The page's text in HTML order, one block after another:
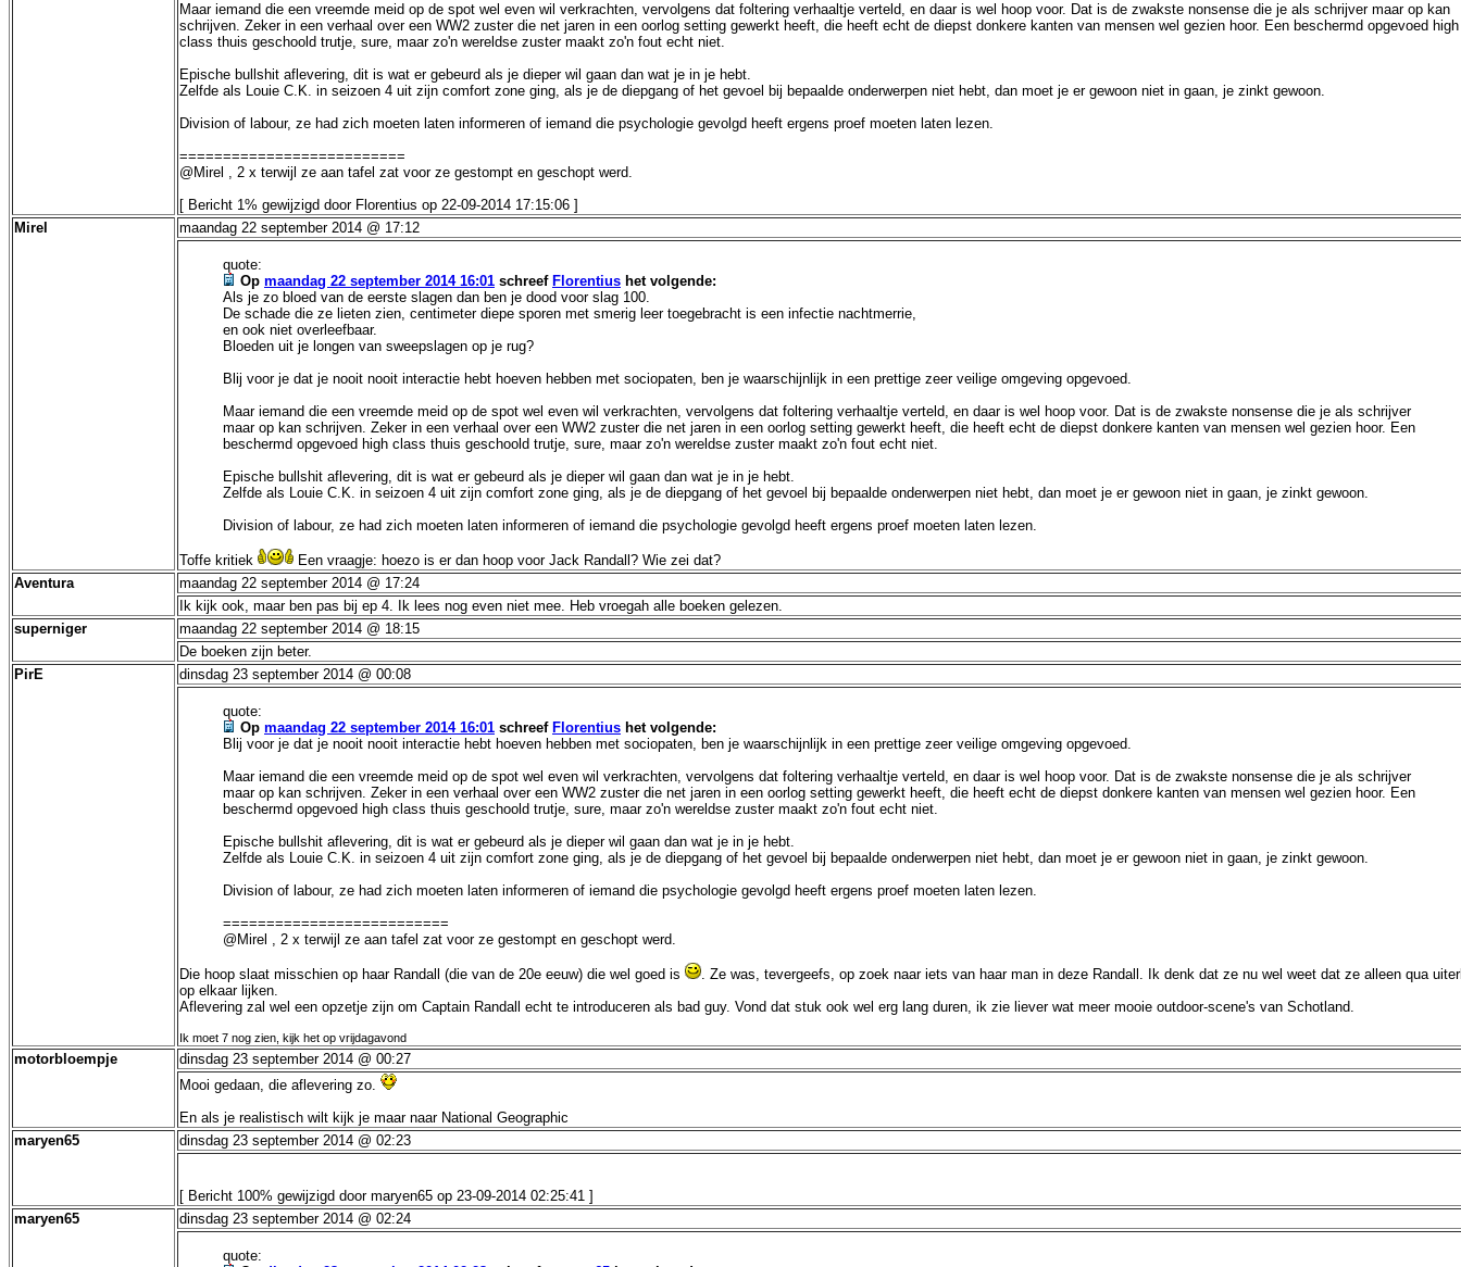
Maar iemand die een vreemde meid op de spot wel even wil verkrachten, vervolgens dat foltering verhaaltje verteld, en daar is wel hoop voor. Dat is de zwakste nonsense die je als schrijver maar op kan
schrijven. Zeker in een verhaal over een WW2 zuster die net jaren in een oorlog setting gewerkt heeft, die heeft echt de diepst donkere kanten van mensen wel gezien hoor. Een beschermd opgevoed high
class thuis geschoold trutje, sure, maar zo'n wereldse zuster maakt zo'n fout echt niet.
Epische bullshit aflevering, dit is wat er gebeurd als je dieper wil gaan dan wat je in je hebt.
Zelfde als Louie C.K. in seizoen 4 uit zijn comfort zone ging, als je de diepgang of het gevoel bij bepaalde onderwerpen niet hebt, dan moet je er gewoon niet in gaan, je zinkt gewoon.
Division of labour, ze had zich moeten laten informeren of iemand die psychologie gevolgd heeft ergens proef moeten laten lezen.
==========================
@Mirel , 2 x terwijl ze aan tafel zat voor ze gestompt en geschopt werd.
[ Bericht 1% gewijzigd door Florentius op 22-09-2014 17:15:06 ]
Mirel
maandag 22 september 2014 @ 17:12
quote:
Op maandag 22 september 2014 16:01 schreef Florentius het volgende:
Als je zo bloed van de eerste slagen dan ben je dood voor slag 100.
De schade die ze lieten zien, centimeter diepe sporen met smerig leer toegebracht is een infectie nachtmerrie,
en ook niet overleefbaar.
Bloeden uit je longen van sweepslagen op je rug?
Blij voor je dat je nooit nooit interactie hebt hoeven hebben met sociopaten, ben je waarschijnlijk in een prettige zeer veilige omgeving opgevoed.
Maar iemand die een vreemde meid op de spot wel even wil verkrachten, vervolgens dat foltering verhaaltje verteld, en daar is wel hoop voor. Dat is de zwakste nonsense die je als schrijver
maar op kan schrijven. Zeker in een verhaal over een WW2 zuster die net jaren in een oorlog setting gewerkt heeft, die heeft echt de diepst donkere kanten van mensen wel gezien hoor. Een
beschermd opgevoed high class thuis geschoold trutje, sure, maar zo'n wereldse zuster maakt zo'n fout echt niet.
Epische bullshit aflevering, dit is wat er gebeurd als je dieper wil gaan dan wat je in je hebt.
Zelfde als Louie C.K. in seizoen 4 uit zijn comfort zone ging, als je de diepgang of het gevoel bij bepaalde onderwerpen niet hebt, dan moet je er gewoon niet in gaan, je zinkt gewoon.
Division of labour, ze had zich moeten laten informeren of iemand die psychologie gevolgd heeft ergens proef moeten laten lezen.
Toffe kritiek
Een vraagje: hoezo is er dan hoop voor Jack Randall? Wie zei dat?
Aventura
maandag 22 september 2014 @ 17:24
Ik kijk ook, maar ben pas bij ep 4. Ik lees nog even niet mee. Heb vroegah alle boeken gelezen.
superniger
maandag 22 september 2014 @ 18:15
De boeken zijn beter.
PirE
dinsdag 23 september 2014 @ 00:08
quote:
Op maandag 22 september 2014 16:01 schreef Florentius het volgende:
Blij voor je dat je nooit nooit interactie hebt hoeven hebben met sociopaten, ben je waarschijnlijk in een prettige zeer veilige omgeving opgevoed.
Maar iemand die een vreemde meid op de spot wel even wil verkrachten, vervolgens dat foltering verhaaltje verteld, en daar is wel hoop voor. Dat is de zwakste nonsense die je als schrijver
maar op kan schrijven. Zeker in een verhaal over een WW2 zuster die net jaren in een oorlog setting gewerkt heeft, die heeft echt de diepst donkere kanten van mensen wel gezien hoor. Een
beschermd opgevoed high class thuis geschoold trutje, sure, maar zo'n wereldse zuster maakt zo'n fout echt niet.
Epische bullshit aflevering, dit is wat er gebeurd als je dieper wil gaan dan wat je in je hebt.
Zelfde als Louie C.K. in seizoen 4 uit zijn comfort zone ging, als je de diepgang of het gevoel bij bepaalde onderwerpen niet hebt, dan moet je er gewoon niet in gaan, je zinkt gewoon.
Division of labour, ze had zich moeten laten informeren of iemand die psychologie gevolgd heeft ergens proef moeten laten lezen.
==========================
@Mirel , 2 x terwijl ze aan tafel zat voor ze gestompt en geschopt werd.
Die hoop slaat misschien op haar Randall (die van de 20e eeuw) die wel goed is
. Ze was, tevergeefs, op zoek naar iets van haar man in deze Randall. Ik denk dat ze nu wel weet dat ze alleen qua
op elkaar lijken.
Aflevering zal wel een opzetje zijn om Captain Randall echt te introduceren als bad guy. Vond dat stuk ook wel erg lang duren, ik zie liever wat meer mooie outdoor-scene's van Schotland.
Ik moet 7 nog zien, kijk het op vrijdagavond
motorbloempje
dinsdag 23 september 2014 @ 00:27
Mooi gedaan, die aflevering zo.
En als je realistisch wilt kijk je maar naar National Geographic
maryen65
dinsdag 23 september 2014 @ 02:23
[ Bericht 100% gewijzigd door maryen65 op 23-09-2014 02:25:41 ]
maryen65
dinsdag 23 september 2014 @ 02:24
quote: